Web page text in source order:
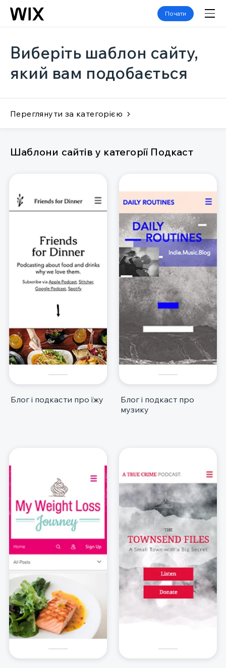
Почати
Виберіть шаблон сайту,
який вам подобається
Переглянути за категорією
Шаблони сайтів у категорії Подкаст
Блог і подкасти про їжу
Блог і подкаст про
музику